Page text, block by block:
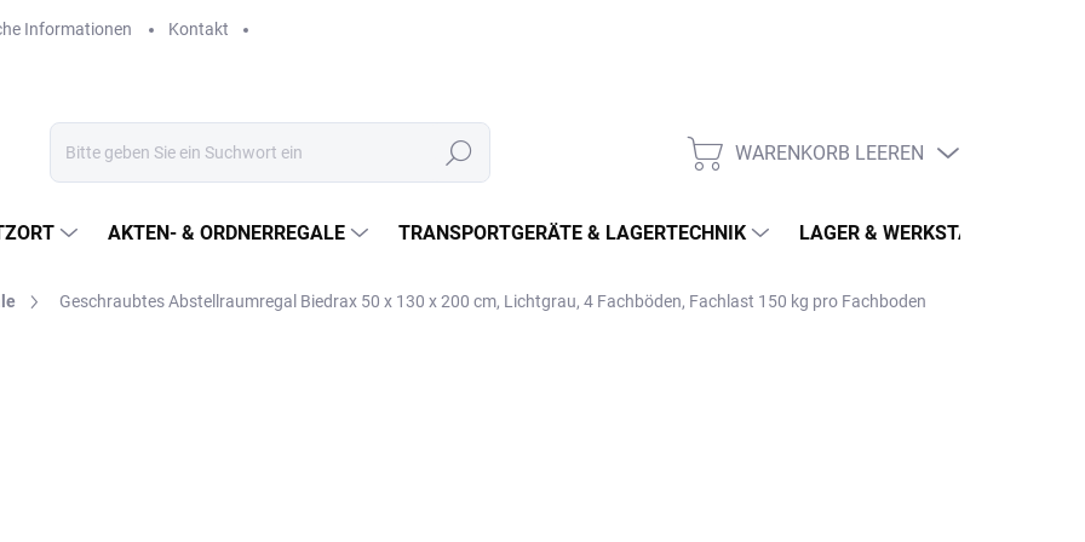
Informationen Kontakt
Suchen WARENKORB
WARENKORB LEEREN
AKTEN- & ORDNERREGALE TRANSPORTGERÄTE & LAGERTECHNIK LAGER & WERKSTATT
Geschraubtes Abstellraumregal Biedrax 50 x 130 x 200 cm, Lichtgrau, 4 Fachböden, Fachlast 150 kg pro Fachboden